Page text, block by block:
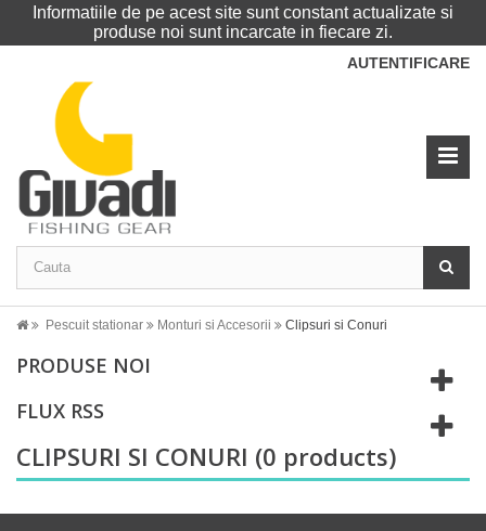
Informatiile de pe acest site sunt constant actualizate si
produse noi sunt incarcate in fiecare zi.
AUTENTIFICARE
Pescuit stationar Monturi si Accesorii Clipsuri si Conuri
PRODUSE NOI
FLUX RSS
CLIPSURI SI CONURI (0 products)